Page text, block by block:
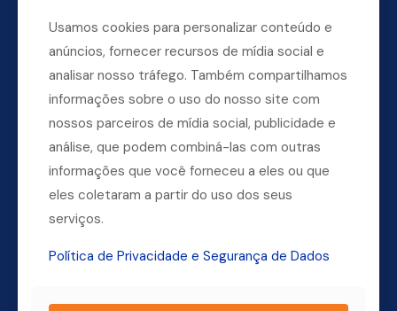
Dúvidas? Ligue para a nossa central.
(11) 4004-3500
Usamos cookies para personalizar conteúdo e
anúncios, fornecer recursos de mídia social e
analisar nosso tráfego. Também compartilhamos
informações sobre o uso do nosso site com
nossos parceiros de mídia social, publicidade e
análise, que podem combiná-las com outras
informações que você forneceu a eles ou que
eles coletaram a partir do uso dos seus
serviços.
Política de Privacidade e Segurança de Dados